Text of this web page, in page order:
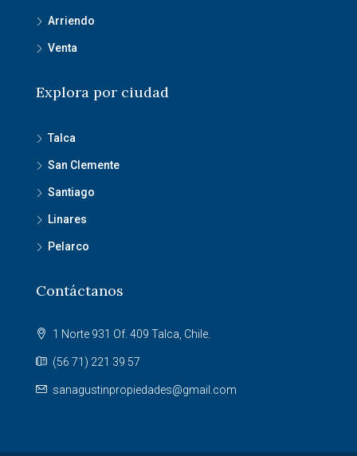
Arriendo
Venta
Explora por ciudad
Talca
San Clemente
Santiago
Linares
Pelarco
Contáctanos
1 Norte 931 Of. 409 Talca, Chile.
(56 71) 221 39 57
sanagustinpropiedades@gmail.com